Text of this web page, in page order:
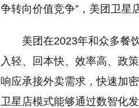
争转向价值竞争”，美团卫星
美团在2023年和众多餐
入轻、回本快、效率高、政
响应承接外卖需求，快速加
卫星店模式能够通过数智化